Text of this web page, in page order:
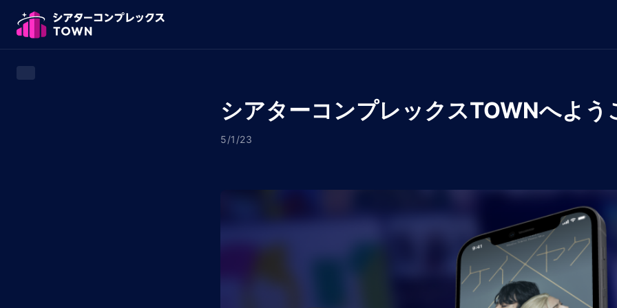
シアターコンプレックスTOWNへよう
5/1/23